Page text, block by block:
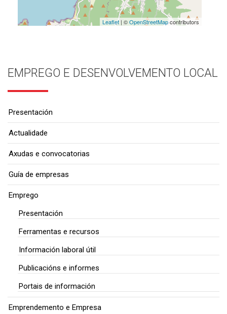
Leaflet| ©OpenStreetMapcontributors
EMPREGO E DESENVOLVEMENTO LOCAL
Presentación
Actualidade
Axudas e convocatorias
Guía de empresas
Emprego
Presentación
Ferramentas e recursos
Información laboral útil
Publicacións e informes
Portais de información
Emprendemento e Empresa